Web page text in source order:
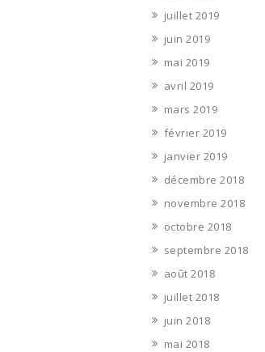
juillet 2019
juin 2019
mai 2019
avril 2019
mars 2019
février 2019
janvier 2019
décembre 2018
novembre 2018
octobre 2018
septembre 2018
août 2018
juillet 2018
juin 2018
mai 2018